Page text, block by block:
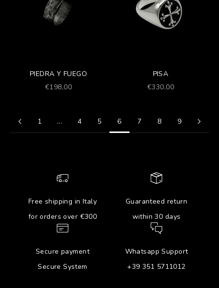
PIEDRA Y FUEGO
Prezzo scontato
€198,00
PISA
Prezzo scontato
€330,00
1 ... 4 5 6 7 8 9
Free shipping in Italy
for orders over €300
Guaranteed return
within 30 days
Secure payment
Secure System
Whatsapp Support
+39 351 5711012